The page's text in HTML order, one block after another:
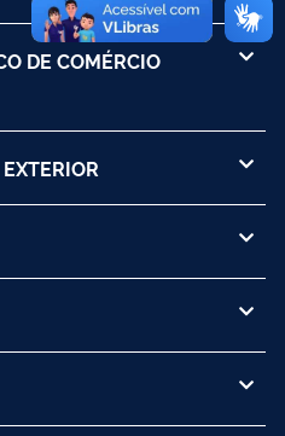
DE COMÉRCIO